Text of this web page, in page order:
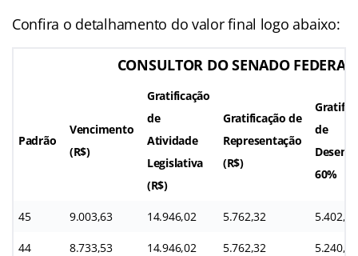
Confira o detalhamento do valor final logo abaixo:
CONSULTOR DO SENADO FEDERAL
Padrão
Vencimento
(R$)
Gratificação
de
Atividade
Legislativa
(R$)
Gratificação de
Representação
(R$)
de
60%
45 9.003,63 14.946,02 5.762,32 5.402,17
44 8.733,53 14.946,02 5.762,32 5.240,11